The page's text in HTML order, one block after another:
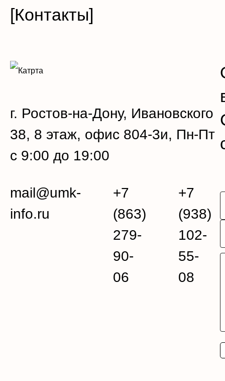
[Контакты]
г. Ростов-на-Дону, Ивановского
38, 8 этаж, офис 804-3и, Пн-Пт
с 9:00 до 19:00
mail@umk-
info.ru
+7
(863)
279-
90-
06
+7
(938)
102-
55-
08